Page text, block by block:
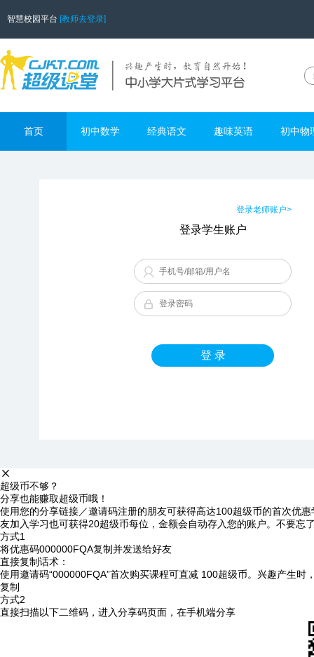
智慧校园平台 [教师去登录]
首页 初中数学 经典语文 趣味英语 初中物
登录老师账户>
登录学生账户
登 录
超级币不够？
分享也能赚取超级币哦！
使用您的分享链接／邀请码注册的朋友可获得高达100超级币的首次优
友加入学习也可获得20超级币每位，金额会自动存入您的账户。不要忘
方式1
将优惠码000000FQA复制并发送给好友
直接复制话术：
使用邀请码“000000FQA”首次购买课程可直减 100超级币。兴趣产生时
复制
方式2
直接扫描以下二维码，进入分享码页面，在手机端分享